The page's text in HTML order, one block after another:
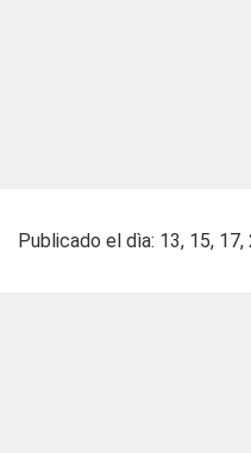
Publicado el dìa: 13, 15,